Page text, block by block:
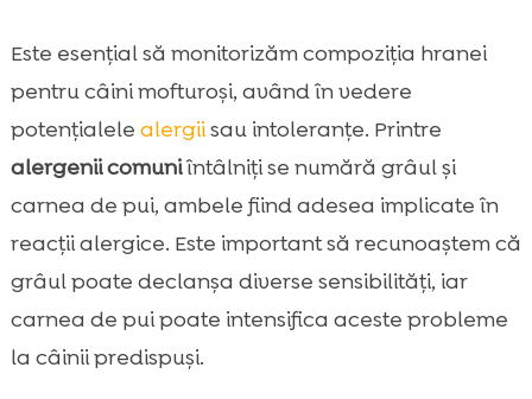
Este esențial să monitorizăm compoziția hranei
pentru câini mofturoși, având în vedere
potențialele alergiisau intoleranțe. Printre
alergenii comuniîntâlniți se numără grâul și
carnea de pui, ambele fiind adesea implicate în
reacții alergice. Este important să recunoaștem că
grâul poate declanșa diverse sensibilități, iar
carnea de pui poate intensifica aceste probleme
la câinii predispuși.